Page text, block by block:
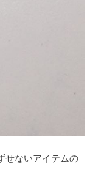
せないアイテムの